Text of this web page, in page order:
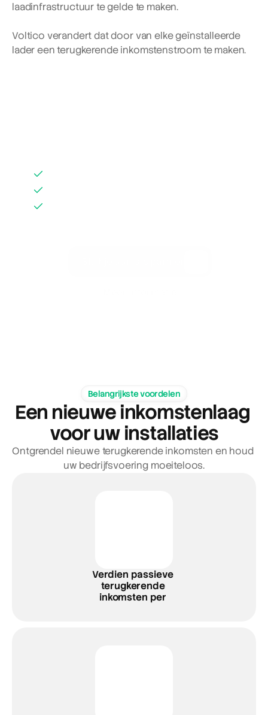
laadinfrastructuur te gelde te maken.
Voltico verandert dat door van elke geïnstalleerde
lader een terugkerende inkomstenstroom te maken.
Belangrijkste voordelen
Een nieuwe inkomstenlaag
voor uw installaties
Ontgrendel nieuwe terugkerende inkomsten en houd
uw bedrijfsvoering moeiteloos.
Verdien passieve
terugkerende
inkomsten per